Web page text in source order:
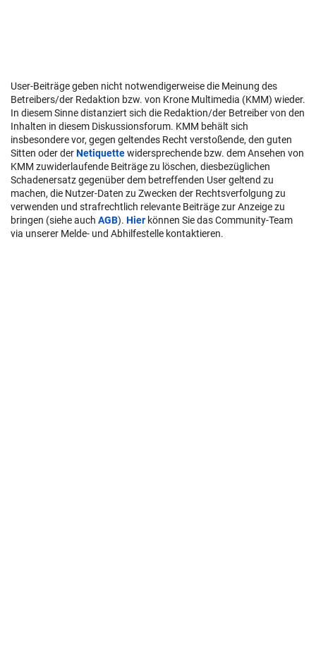
User-Beiträge geben nicht notwendigerweise die Meinung des
Betreibers/der Redaktion bzw. von Krone Multimedia (KMM) wieder.
In diesem Sinne distanziert sich die Redaktion/der Betreiber von den
Inhalten in diesem Diskussionsforum. KMM behält sich
insbesondere vor, gegen geltendes Recht verstoßende, den guten
Sitten oder derNetiquettewidersprechende bzw. dem Ansehen von
KMM zuwiderlaufende Beiträge zu löschen, diesbezüglichen
Schadenersatz gegenüber dem betreffenden User geltend zu
machen, die Nutzer-Daten zu Zwecken der Rechtsverfolgung zu
verwenden und strafrechtlich relevante Beiträge zur Anzeige zu
bringen (siehe auch AGB). Hier können Sie das Community-Team
via unserer Melde- und Abhilfestelle kontaktieren.